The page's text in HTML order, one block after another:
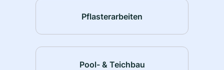
Pflasterarbeiten
Pool- & Teichbau